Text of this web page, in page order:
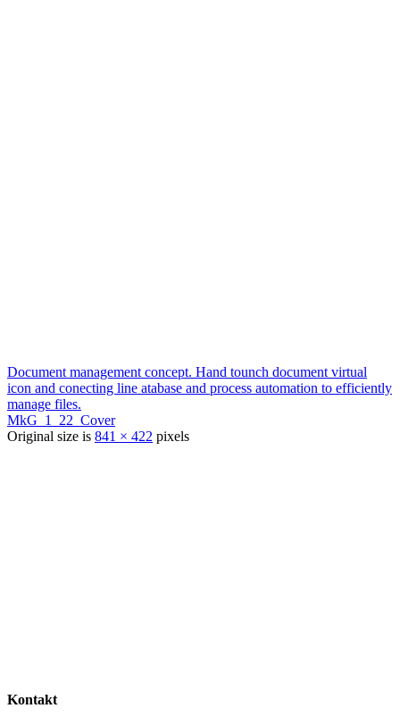
Document management concept. Hand tounch document virtual
icon and conecting line atabase and process automation to efficiently
manage files.
MkG_1_22_Cover
Original size is 841 × 422 pixels
Kontakt